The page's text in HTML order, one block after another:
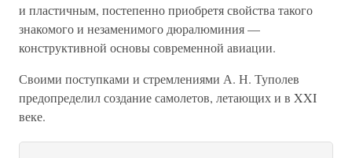
и пластичным, постепенно приобретя свойства такого
знакомого и незаменимого дюралюминия —
конструктивной основы современной авиации.
Своими поступками и стремлениями А. Н. Туполев
предопределил создание самолетов, летающих и в XXI
веке.